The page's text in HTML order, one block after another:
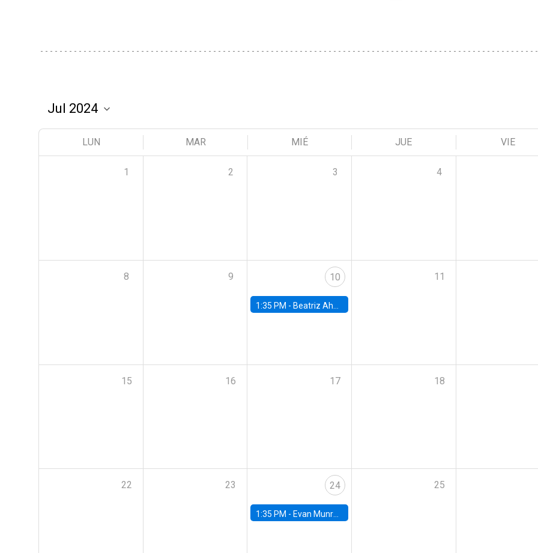
LUN MAR MIÉ JUE VIE
1 2 3 4
8 9 10
1:35 PM - Beatriz Ahumada, PhD candidate, Universidad de Pittsburgh
11
15 16 17 18
22 23 24
1:35 PM - Evan Munro, Neyman Visiting Assistant Professor in the Department of Statistics at UC Berkeley
25